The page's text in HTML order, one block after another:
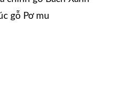
gỗ Pơ mu